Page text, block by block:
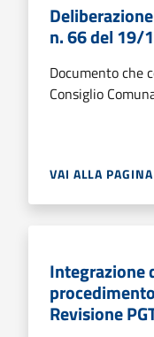
n. 66 del 19/
Documento che
Consiglio
VAI ALLA PAGINA
Integrazione
Revisione